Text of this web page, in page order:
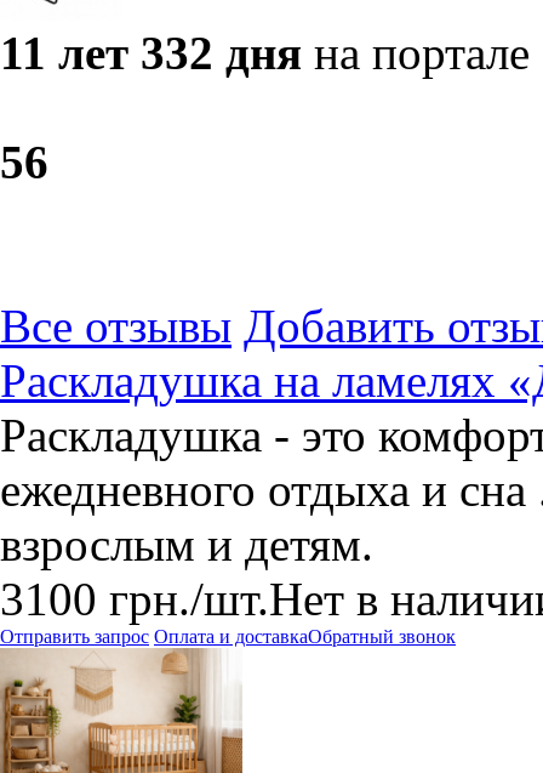
11 лет 332 дня на портале
56
Все отзывы Добавить
Раскладушка на ламелях
Раскладушка - это
ежедневного отдыха и
взрослым и детям.
3100 грн./шт.Нет в
Отправить запрос Оплата и доставкаОбратный звонок